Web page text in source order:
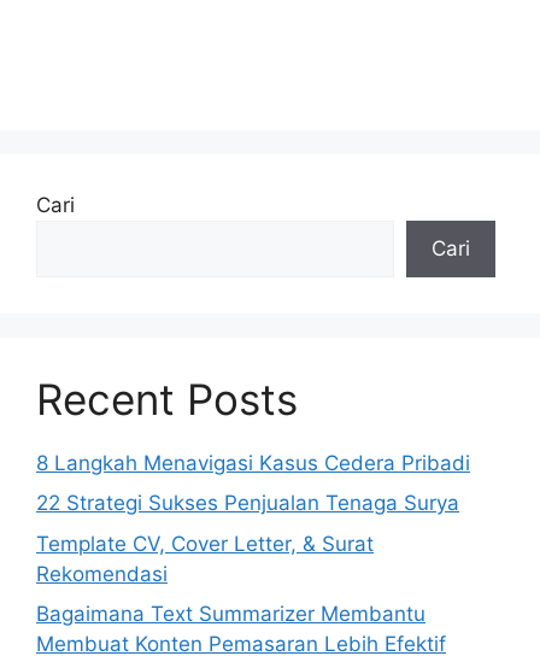
Cari
Cari
Recent Posts
8 Langkah Menavigasi Kasus Cedera Pribadi
22 Strategi Sukses Penjualan Tenaga Surya
Template CV, Cover Letter, & Surat
Rekomendasi
Bagaimana Text Summarizer Membantu
Membuat Konten Pemasaran Lebih Efektif